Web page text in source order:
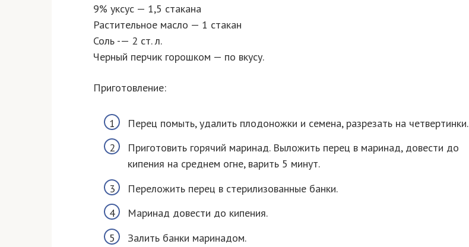
9% уксус — 1,5 стакана
Растительное масло — 1 стакан
Соль -— 2 ст. л.
Черный перчик горошком — по вкусу.
Приготовление:
Перец помыть, удалить плодоножки и семена, разрезать на четвертинки.
Приготовить горячий маринад. Выложить перец в маринад, довести до
кипения на среднем огне, варить 5 минут.
Переложить перец в стерилизованные банки.
Маринад довести до кипения.
Залить банки маринадом.